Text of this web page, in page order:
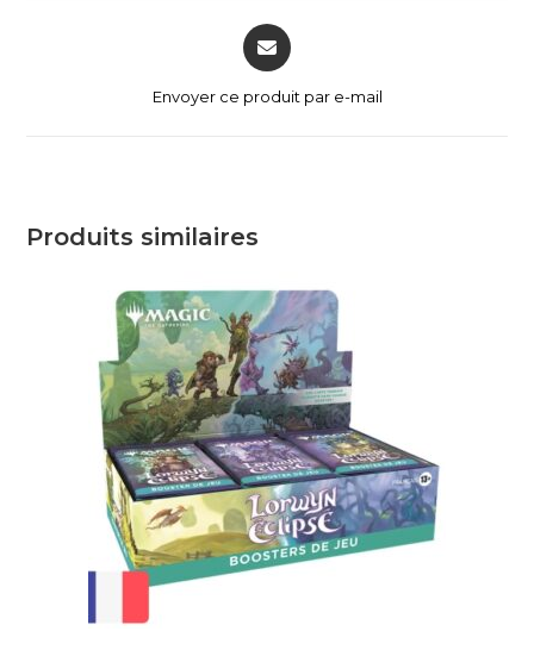
Envoyer ce produit par e-mail
Produits similaires